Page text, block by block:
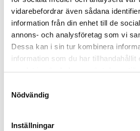
vidarebefordrar även sådana
information från din enhet till de
annons- och analysföretag som vi
Dessa kan i sin tur kombinera
information som du har tillhandahållit
samlat in när du har använt deras
Nödvändig
Inställningar
GODSTRANSPORTER
I VÅR ÖPPNAS EN NY TERMINAL LÄNGS
SKOGSTERMINALEN SOM TILL YTAN ÄR
SITT SLAG I SVERIGE ÄR TILLGÄNGLIG
AKTÖRER I BRANSCHEN, VILKET SKAPAR
HÅLLBARA TRANSPORTER MED TÅG.
logistikföretaget
arbetat med
Hogdalterminalen. Idag blev avtalet klart
godstransporter på järnväg.